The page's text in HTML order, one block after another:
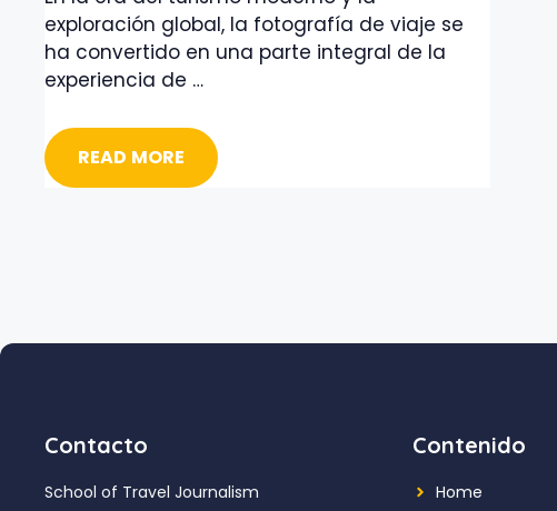
exploración global, la fotografía de viaje se
ha convertido en una parte integral de la
experiencia de …
READ MORE
Contacto
School of Travel Journalism
Contenido
Home